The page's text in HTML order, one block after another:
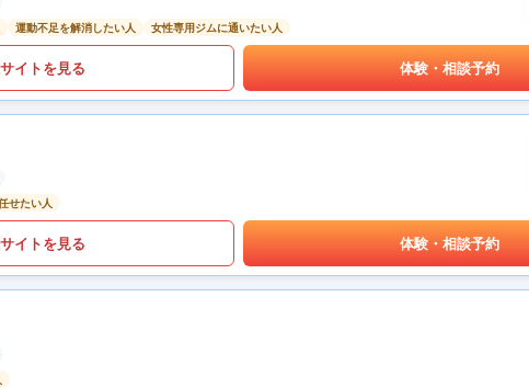
運動不足を解消したい人 女性専用ジムに通いたい人
イトを見る 体験・相談予約
せたい人
イトを見る 体験・相談予約